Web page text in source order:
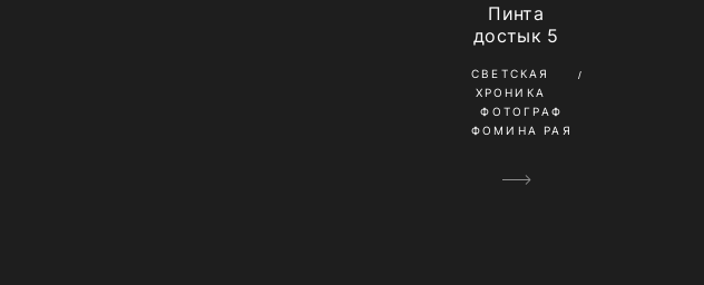
Пинта
достык 5
СВЕТСКАЯ
ХРОНИКА
ФОТОГРАФ
ФОМИНА РАЯ